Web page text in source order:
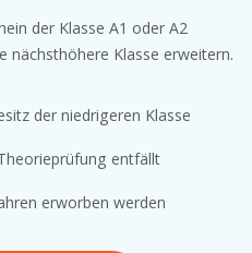
der Klasse A1 oder A2
nächsthöhere Klasse erweitern.
der niedrigeren Klasse
entfällt
erworben werden